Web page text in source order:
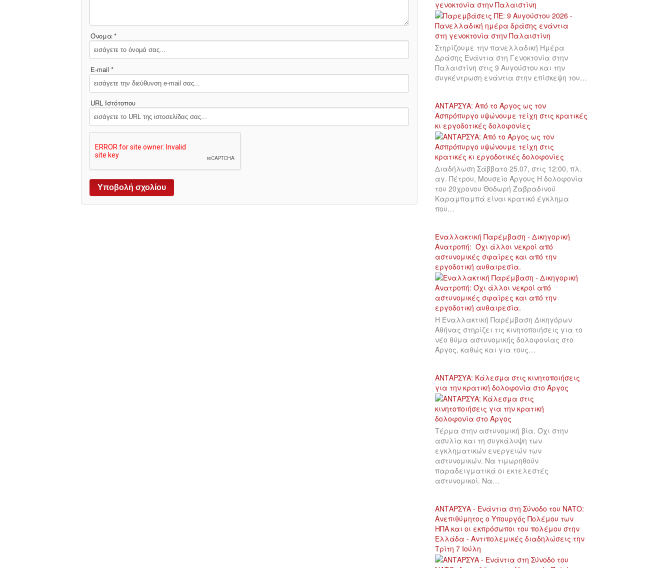
Όνομα *
E-mail *
URL Ιστότοπου
γενοκτονία στην Παλαιστίνη
Στηρίζουμε την πανελλαδική Ημέρα
Δράσης Ενάντια στη Γενοκτονία στην
Παλαιστίνη στις 9 Αυγούστου και την
συγκέντρωση ενάντια στην επίσκεψη του…
ΑΝΤΑΡΣΥΑ: Από το Άργος ως τον
Ασπρόπυργο υψώνουμε τείχη στις κρατικές
κι εργοδοτικές δολοφονίες
Διαδήλωση Σάββατο 25.07, στις 12:00, πλ.
αγ. Πέτρου, Μουσείο Άργους Η δολοφονία
του 20χρονου Θοδωρή Ζαβραδινού
Καραμπαμπά είναι κρατικό έγκλημα
που…
Εναλλακτική Παρέμβαση - Δικηγορική
Ανατροπή: Όχι άλλοι νεκροί από
αστυνομικές σφαίρες και από την
εργοδοτική αυθαιρεσία.
Η Εναλλακτική Παρέμβαση Δικηγόρων
Αθήνας στηρίζει τις κινητοποιήσεις για το
νέο θύμα αστυνομικής δολοφονίας στο
Άργος, καθώς και για τους…
ΑΝΤΑΡΣΥΑ: Κάλεσμα στις κινητοποιήσεις
για την κρατική δολοφονία στο Άργος
Τέρμα στην αστυνομική βία. Όχι στην
ασυλία και τη συγκάλυψη των
εγκληματικών ενεργειών των
αστυνομικών. Να τιμωρηθούν
παραδειγματικά οι εκτελεστές
αστυνομικοί. Να…
ΑΝΤΑΡΣΥΑ - Ενάντια στη Σύνοδο του ΝΑΤΟ:
Ανεπιθύμητος ο Υπουργός Πολέμου των
ΗΠΑ και οι εκπρόσωποι του πολέμου στην
Ελλάδα - Αντιπολεμικές διαδηλώσεις την
Τρίτη 7 Ιούλη